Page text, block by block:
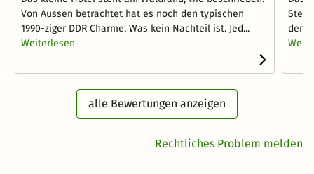
Von Aussen betrachtet hat es noch den typischen
1990-ziger DDR Charme. Was kein Nachteil ist. Jed...
Weiterlesen
den
alle Bewertungen anzeigen
Rechtliches Problem melden